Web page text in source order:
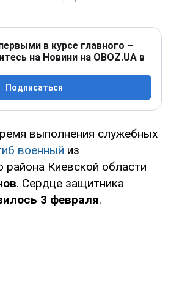
в курсе главного –
на Новини на OBOZ.UA в
Подписаться
выполнения служебных
военный из
района Киевской области
. Сердце защитника
3 февраля.